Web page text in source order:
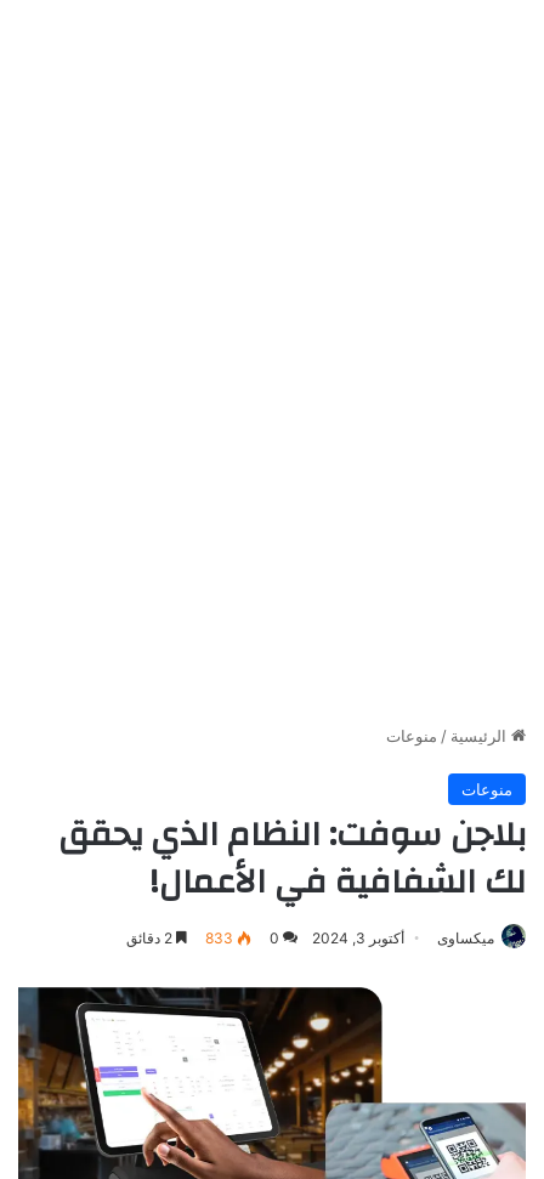
الرئيسية / منوعات
منوعات
بلاجن سوفت: النظام الذي يحقق
لك الشفافية في الأعمال!
ميكساوى أكتوبر 3, 2024 0
833